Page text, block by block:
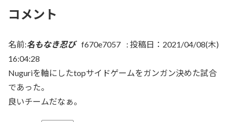
コメント
名前:名もなき忍び f670e7057 : 投稿日：2021/04/08(木)
16:04:28
Nuguriを軸にしたtopサイドゲームをガンガン決めた試合
であった。
良いチームだなぁ。